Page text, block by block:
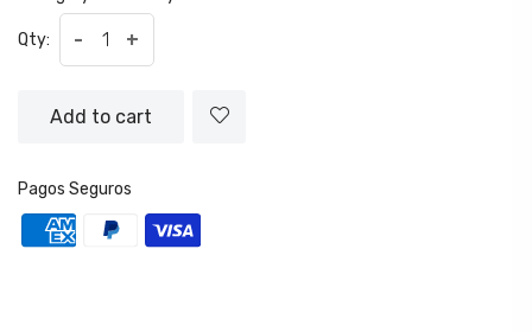
Qty: - +
Add to cart
Pagos Seguros